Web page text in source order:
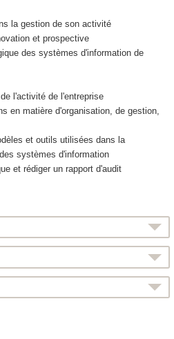
la gestion de son activité
et prospective
des systèmes d'information de
l'activité de l'entreprise
en matière d'organisation, de gestion,
et outils utilisées dans la
systèmes d'information
et rédiger un rapport d'audit